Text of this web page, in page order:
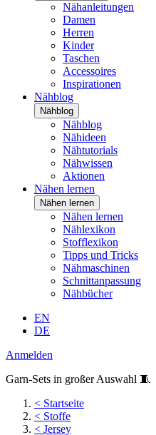
Nähanleitungen
Damen
Herren
Kinder
Taschen
Accessoires
Inspirationen
Nähblog
Nähblog
Nähblog
Nähideen
Nähtutorials
Nähwissen
Aktionen
Nähen lernen
Nähen lernen
Nähen lernen
Nählexikon
Stofflexikon
Tipps und Tricks
Nähmaschinen
Schnittanpassung
Nähbücher
EN
DE
Anmelden
Garn-Sets in großer Auswahl 🧵
< Startseite
< Stoffe
< Jersey